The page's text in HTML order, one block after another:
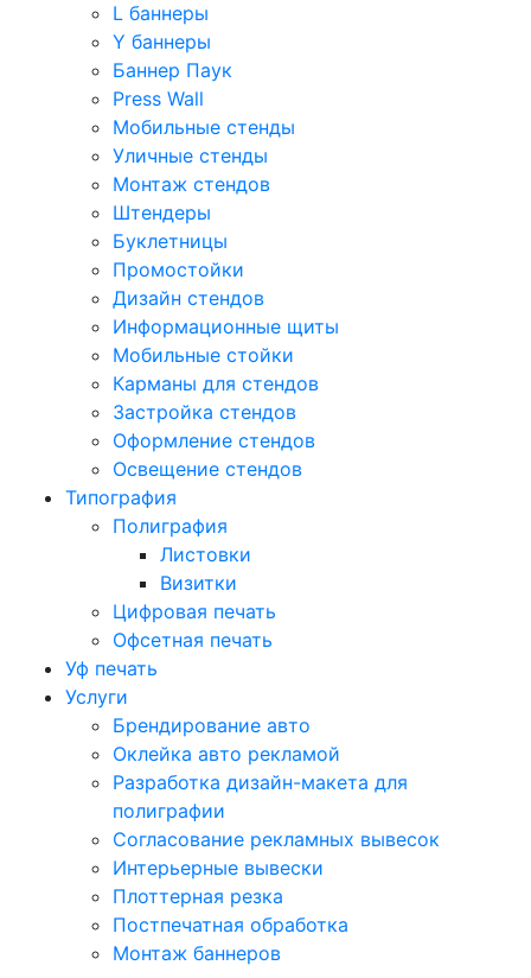
L баннеры
Y баннеры
Баннер Паук
Press Wall
Мобильные стенды
Уличные стенды
Монтаж стендов
Штендеры
Буклетницы
Промостойки
Дизайн стендов
Информационные щиты
Мобильные стойки
Карманы для стендов
Застройка стендов
Оформление стендов
Освещение стендов
Типография
Полиграфия
Листовки
Визитки
Цифровая печать
Офсетная печать
Уф печать
Услуги
Брендирование авто
Оклейка авто рекламой
Разработка дизайн-макета для
полиграфии
Согласование рекламных вывесок
Интерьерные вывески
Плоттерная резка
Постпечатная обработка
Монтаж баннеров